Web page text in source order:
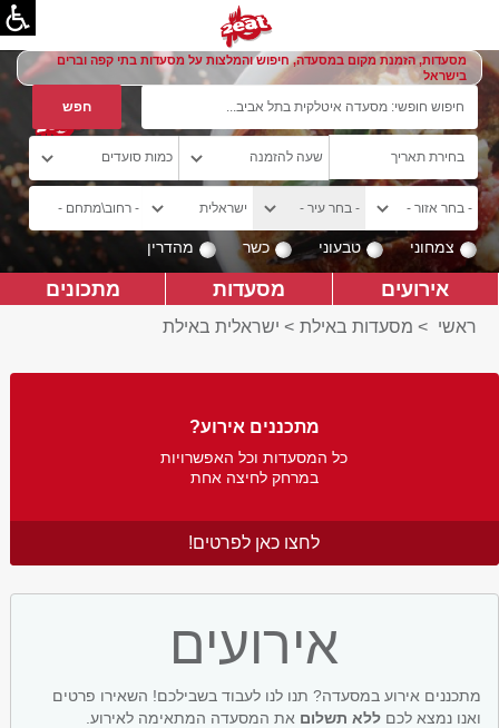
מסעדות, הזמנת מקום במסעדה, חיפוש והמלצות על מסעדות בתי קפה וברים
בישראל
צמחוני טבעוני כשר מהדרין
אירועים מסעדות מתכונים
ראשי > מסעדות באילת > ישראלית באילת
מתכננים אירוע?
כל המסעדות וכל האפשרויות
במרחק לחיצה אחת
לחצו כאן לפרטים!
אירועים
מתכננים אירוע במסעדה? תנו לנו לעבוד בשבילכם! השאירו פרטים
ואנו נמצא לכם ללא תשלום את המסעדה המתאימה לאירוע.